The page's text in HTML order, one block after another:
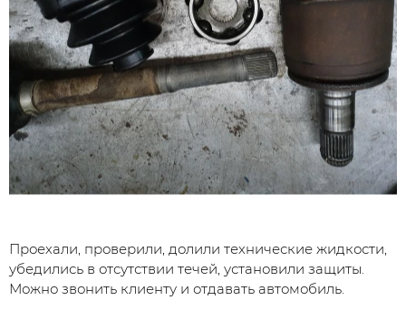
Проехали, проверили, долили технические жидкости,
убедились в отсутствии течей, установили защиты.
Можно звонить клиенту и отдавать автомобиль.